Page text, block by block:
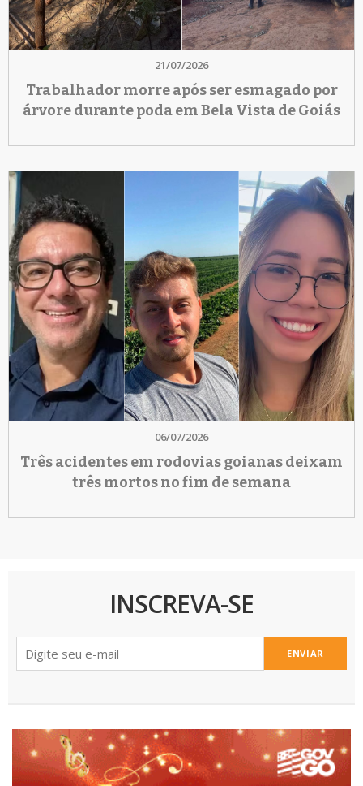
21/07/2026
Trabalhador morre após ser esmagado por
árvore durante poda em Bela Vista de Goiás
06/07/2026
Três acidentes em rodovias goianas deixam
três mortos no fim de semana
INSCREVA-SE
ENVIAR